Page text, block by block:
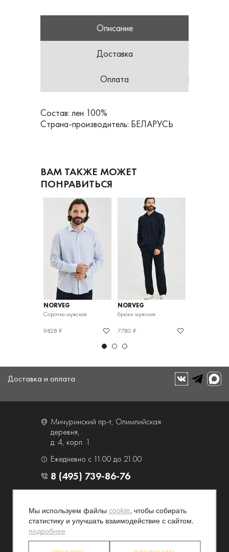
Описание
Доставка
Оплата
Состав: лен 100%
Страна-производитель: БЕЛАРУСЬ
ВАМ ТАКЖЕ МОЖЕТ
ПОНРАВИТЬСЯ
NORVEG
Сорочка мужская
9828 ₽
NORVEG
брюки мужские
7780 ₽
Доставка и оплата
Мичуринский пр-т, Олимпийская
деревня,
д. 4, корп. 1
Ежедневно с 11.00 до 21.00
8 (495) 739-86-76
Контакты и схема проезда
Наши преимущества
Программа лояльности
Партнерские программы
Конфиденциальность
Мы используем файлы cookie, чтобы собирать
статистику и улучшать взаимодействие с сайтом.
подробнее